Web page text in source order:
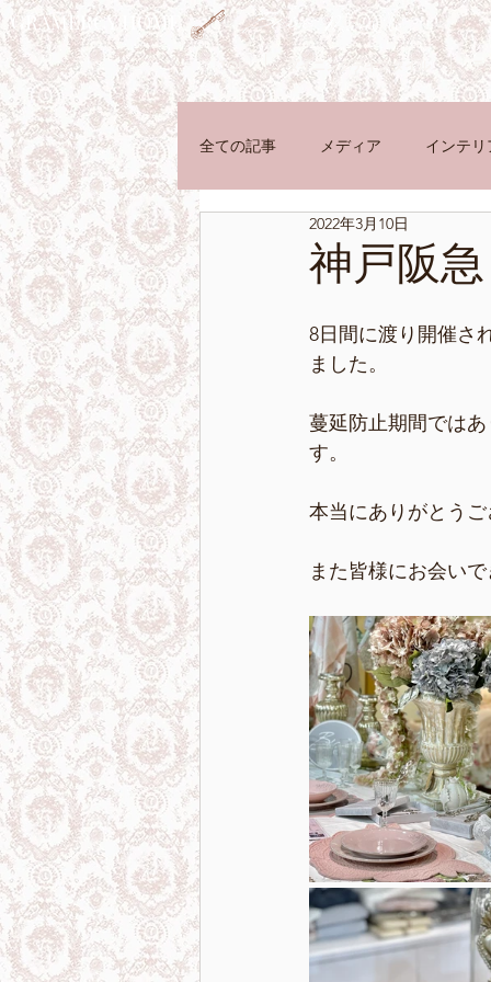
GRAMERCY HOME
TOP ダイニングテキスタイル テ
全ての記事 メディア インテリ
ニュース／イベント
神戸阪
2022年3月10日
8日間に渡り開催さ
ました。
蔓延防止期間では
す。
本当にありがとう
また皆様にお会い